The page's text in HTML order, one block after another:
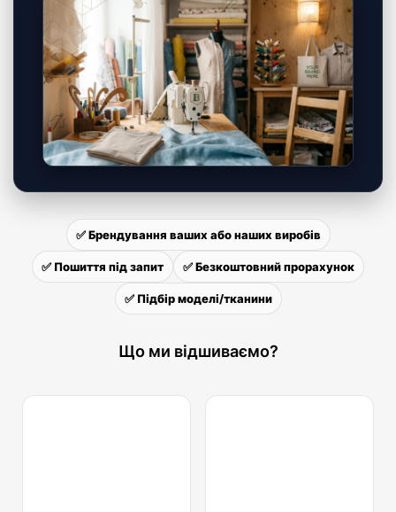
✅ Брендування ваших або наших виробів
✅ Пошиття під запит ✅ Безкоштовний прорахунок
✅ Підбір моделі/тканини
Що ми відшиваємо?